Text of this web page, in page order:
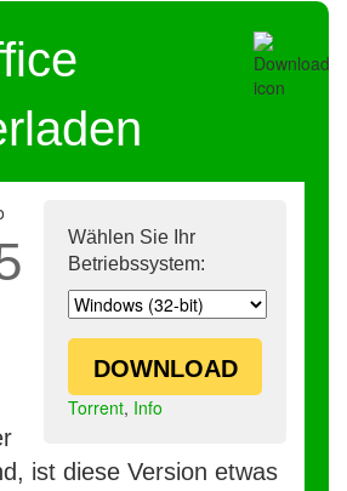
Wählen Sie Ihr
Betriebssystem:
DOWNLOAD
Torrent, Info
ist diese Version etwas